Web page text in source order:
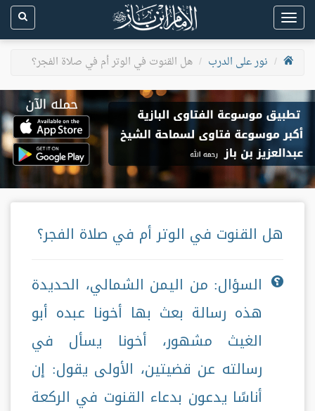
Toggle
navigation
نور على الدرب
هل القنوت في الوتر أم في صلاة الفجر؟
هل القنوت في الوتر أم في صلاة الفجر؟
السؤال: من اليمن الشمالي، الحديدة
هذه رسالة بعث بها أخونا عبده أبو
الغيث مشهور، أخونا يسأل في
رسالته عن قضيتين، الأولى يقول: إن
أناسًا يدعون بدعاء القنوت في الركعة